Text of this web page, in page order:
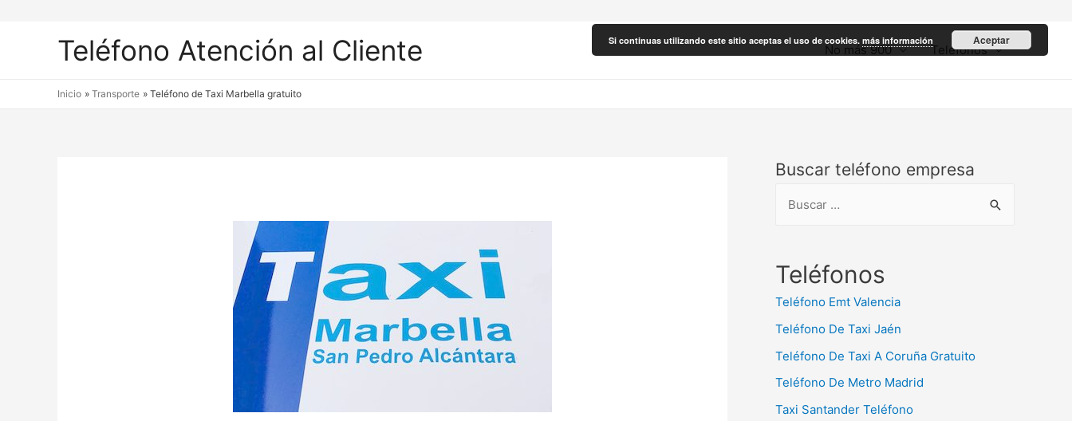
Teléfono Atención al Cliente No más 900 Teléfonos
Inicio Transporte Teléfono de Taxi Marbella gratuito
Buscar teléfono empresa
c
Teléfonos
Teléfono Emt Valencia
Teléfono De Taxi Jaén
Teléfono De Taxi A Coruña Gratuito
Teléfono De Metro Madrid
Taxi Santander Teléfono
Si continuas utilizando este sitio aceptas el uso de cookies. más información Aceptar